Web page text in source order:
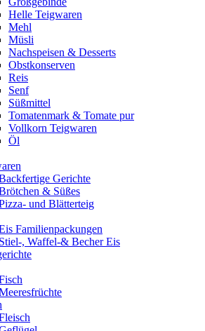
Helle Teigwaren
Mehl
Müsli
Nachspeisen & Desserts
Obstkonserven
Reis
Senf
Süßmittel
Tomatenmark & Tomate pur
Vollkorn Teigwaren
Öl
Gerichte
& Süßes
und Blätterteig
Familienpackungen
, Waffel-& Becher Eis